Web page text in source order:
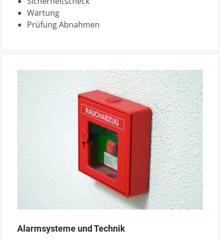
Wartung
Prüfung Abnahmen
Alarmsysteme und Technik